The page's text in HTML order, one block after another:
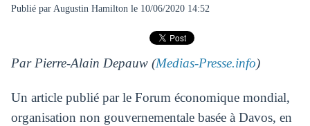
Publié par Augustin Hamilton le 10/06/2020 14:52
Par Pierre-Alain Depauw (Medias-Presse.info)
Un article publié par le Forum économique mondial,
organisation non gouvernementale basée à Davos, en